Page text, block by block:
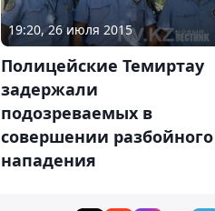
19:20, 26 июля 2015
Полицейские Темиртау
задержали
подозреваемых в
совершении разбойного
нападения